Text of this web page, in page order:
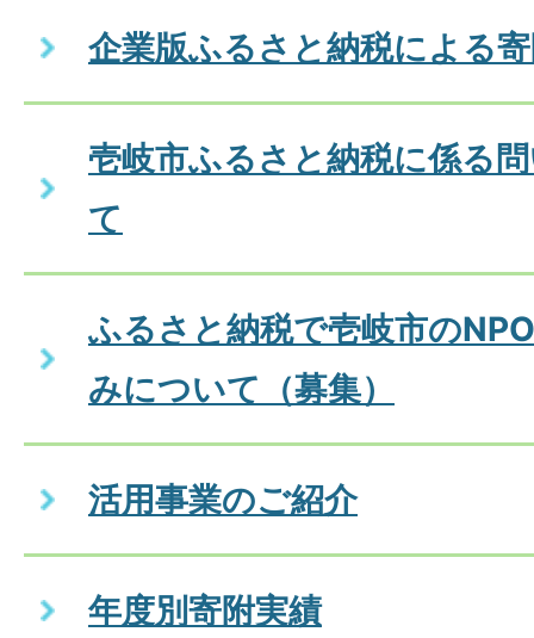
企業版ふるさと納税による
壱岐市ふるさと納税に係る
て
ふるさと納税で壱岐市の
みについて（募集）
活用事業のご紹介
年度別寄附実績